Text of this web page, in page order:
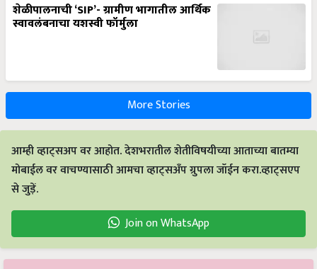
शेळीपालनाची ‘SIP’- ग्रामीण भागातील आर्थिक
स्वावलंबनाचा यशस्वी फॉर्मुला
More Stories
आम्ही व्हाट्सअप वर आहोत. देशभरातील शेतीविषयीच्या आताच्या बातम्या
मोबाईल वर वाचण्यासाठी आमचा व्हाट्सअँप ग्रुपला जॉईन करा.व्हाट्सएप
से जुड़ें.
Join on WhatsApp